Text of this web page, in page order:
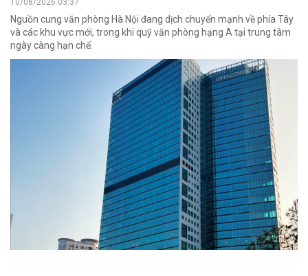
10/08/2026 03:37
Nguồn cung văn phòng Hà Nội đang dịch chuyển mạnh về phía Tây
và các khu vực mới, trong khi quỹ văn phòng hạng A tại trung tâm
ngày càng hạn chế.